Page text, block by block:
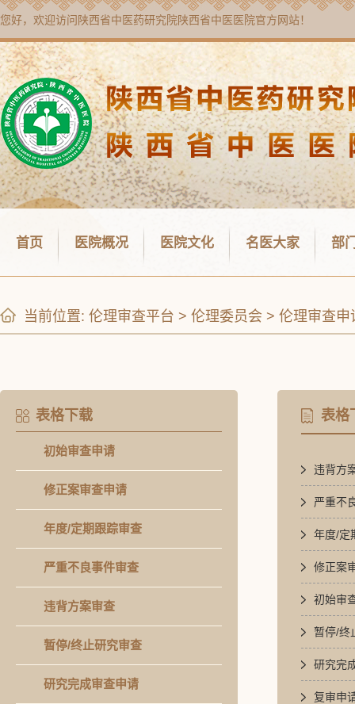
您好，欢迎访问 陕西省中医药研究院陕西省中医医院官方网站！
首页 医院概况 医院文化 名医大家 部
当前位置: 伦理审查平台 > 伦理委员会 > 伦理审查申
表格下载
初始审查申请
修正案审查申请
年度/定期跟踪审查
严重不良事件审查
违背方案审查
暂停/终止研究审查
研究完成审查申请
表格
违背方
严重不
年度/定
修正案
初始审
暂停/终
研究完
复审申